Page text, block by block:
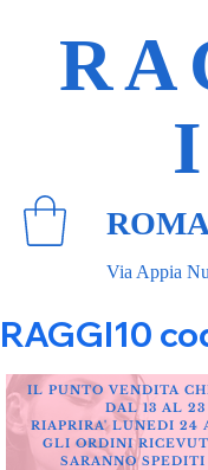
Via Appia
I
RAGGI10
IL PUNTO VENDITA
DAL 13 AL 23
RIAPRIRA' LUNEDI 24
GLI ORDINI
SARANNO